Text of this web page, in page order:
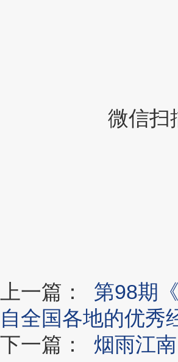
微信扫
上一篇： 第98期
自全国各地的优秀
下一篇： 烟雨江